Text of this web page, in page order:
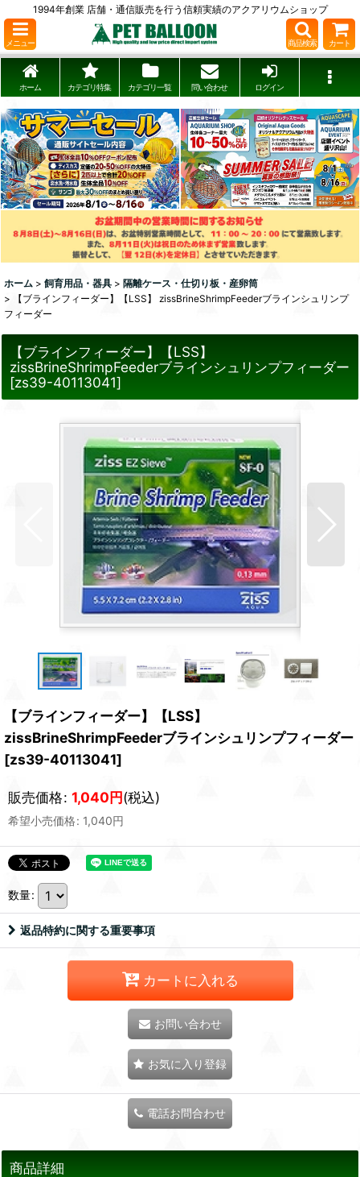
1994年創業 店舗・通信販売を行う信頼実績のアクアリウムショップ
メニュー 商品検索 カート
ホーム カテゴリ特集 カテゴリ一覧 問い合わせ ログイン
ホーム > 飼育用品・器具 > 隔離ケース・仕切り板・産卵筒
>
【ブラインフィーダー】【LSS】 zissBrineShrimpFeederブラインシュリンプ
フィーダー
【ブラインフィーダー】【LSS】
zissBrineShrimpFeederブラインシュリンプフィーダー
[zs39-40113041]
【ブラインフィーダー】【LSS】
zissBrineShrimpFeederブラインシュリンプフィーダー
[zs39-40113041]
販売価格: 1,040円(税込)
希望小売価格: 1,040円
数量:
返品特約に関する重要事項
カートに入れる
お問い合わせ
お気に入り登録
電話お問合わせ
商品詳細